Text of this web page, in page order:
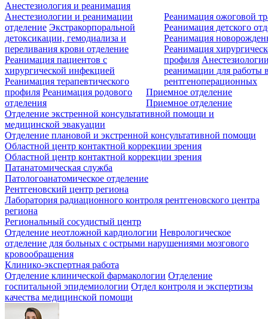
Анестезиология и реанимация
Анестезиологии и реанимации
отделение Экстракорпоральной
детоксикации, гемодиализа и
переливания крови отделение
Реанимация пациентов с
хирургической инфекцией
Реанимация терапевтического
профиля Реанимация родового
отделения
Реанимация ожоговой
Реанимация детского
Реанимация
Реанимация
профиля
реанимации для работы
рентгеноперационных
Приемное отделение
Приемное отделение
Отделение экстренной консультативной помощи и
медицинской эвакуации
Отделение плановой и экстренной консультативной помощи
Областной центр контактной коррекции зрения
Областной центр контактной коррекции зрения
Патанатомическая служба
Патологоанатомическое отделение
Рентгеновский центр региона
Лаборатория радиационного контроля рентгеновского центра
региона
Региональный сосудистый центр
Отделение неотложной кардиологии Неврологическое
отделение для больных с острыми нарушениями мозгового
кровообращения
Клинико-экспертная работа
Отделение клинической фармакологии Отделение
госпитальной эпидемиологии Отдел контроля и экспертизы
качества медицинской помощи